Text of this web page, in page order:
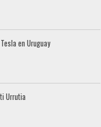
en Uruguay
Urrutia